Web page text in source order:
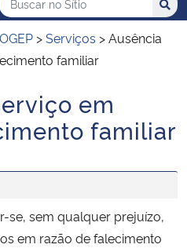
>Serviços >Ausência
familiar
em
familiar
se, sem qualquer prejuízo,
em razão de falecimento